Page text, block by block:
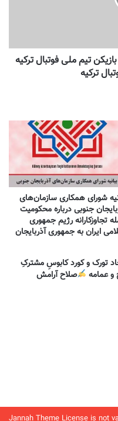
Jannah ThemeLicense is not
تیم ملی فوتبال ترکیه
ترکیه
شورای همکاری سازمان‌های
جنوبی درباره محکومیت
تجاوزکارانه رژیم جمهوری
ایران به جمهوری آذربایجان
تورک و کورد کابوسِ مشترکِ
و عمامه
​صلاح آرامش